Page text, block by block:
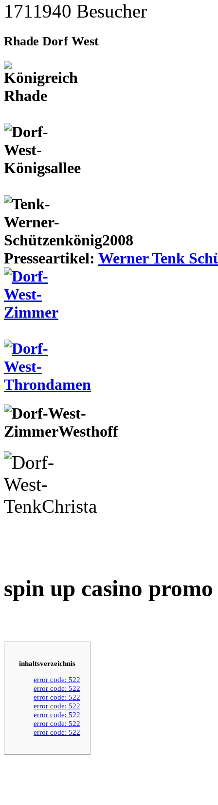
1711940 Besucher
Rhade Dorf West
Presseartikel: Werner Tenk
spin up casino promo
inhaltsverzeichnis
error code: 522
error code: 522
error code: 522
error code: 522
error code: 522
error code: 522
error code: 522